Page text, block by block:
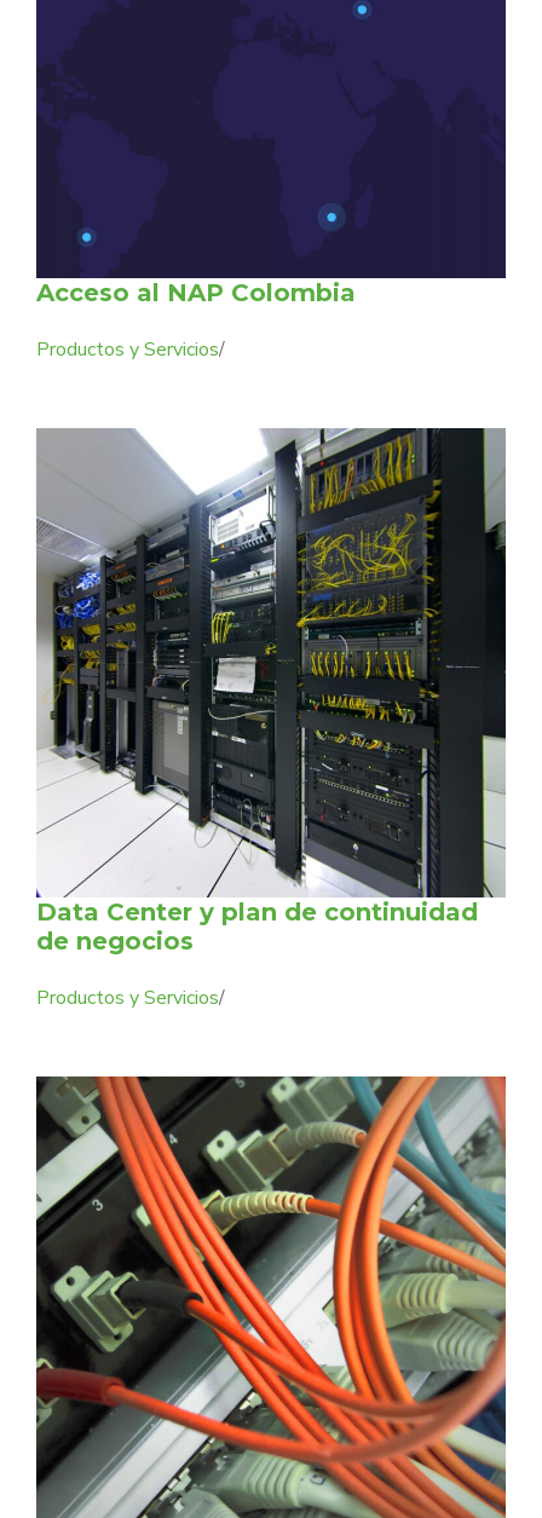
Acceso al NAP Colombia
Productos y Servicios/
Data Center y plan de continuidad
de negocios
Productos y Servicios/